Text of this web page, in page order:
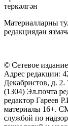
теркәлгән
Материалларны
редакциядән
© Сетевое
Адрес редакции:
Декабристов, д.
(1304) Эл.почта
редактор Гареев
материалы 16+.
службой по